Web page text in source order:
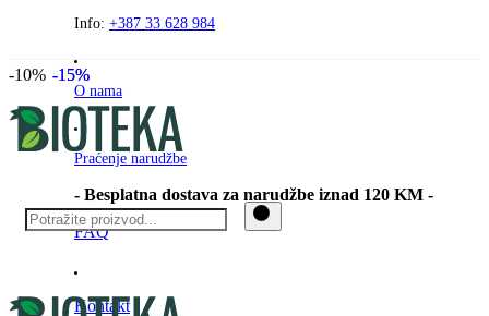
PreskočiteInfo: +387 33 628 984
O nama
Praćenje narudžbe
- Besplatna dostava za narudžbe iznad 120 KM -
FAQ
Kontakt
-10% -15%
-15%